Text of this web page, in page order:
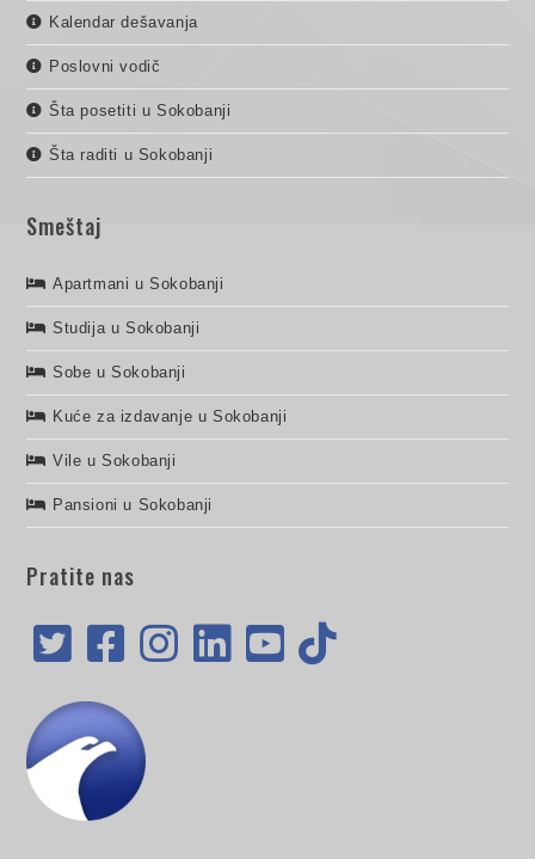
Kalendar dešavanja
Poslovni vodič
Šta posetiti u Sokobanji
Šta raditi u Sokobanji
Smeštaj
Apartmani u Sokobanji
Studija u Sokobanji
Sobe u Sokobanji
Kuće za izdavanje u Sokobanji
Vile u Sokobanji
Pansioni u Sokobanji
Pratite nas